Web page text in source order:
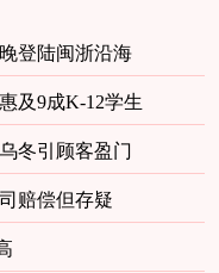
登陆闽浙沿海
及9成K-12学生
冬引顾客盈门
赔偿但存疑